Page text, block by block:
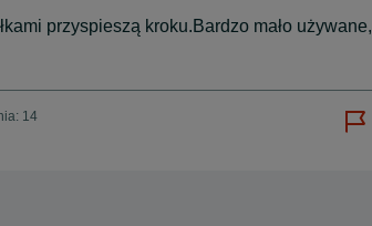
przyspieszą kroku.Bardzo mało używane,
14